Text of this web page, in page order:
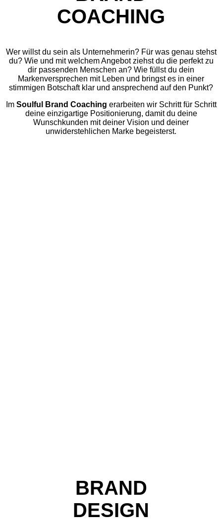
COACHING
Wer willst du sein als Unternehmerin? Für was genau stehst
du? Wie und mit welchem Angebot ziehst du die perfekt zu
dir passenden Menschen an? Wie füllst du dein
Markenversprechen mit Leben und bringst es in einer
stimmigen Botschaft klar und ansprechend auf den Punkt?
Im Soulful Brand Coaching erarbeiten wir Schritt für Schritt
deine einzigartige Positionierung, damit du deine
Wunschkunden mit deiner Vision und deiner
unwiderstehlichen Marke begeisterst.
BRAND
DESIGN